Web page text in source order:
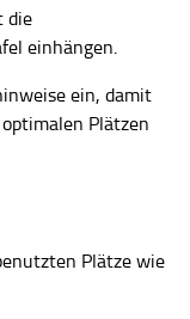
die
einhängen.
ein, damit
Plätzen
Plätze wie